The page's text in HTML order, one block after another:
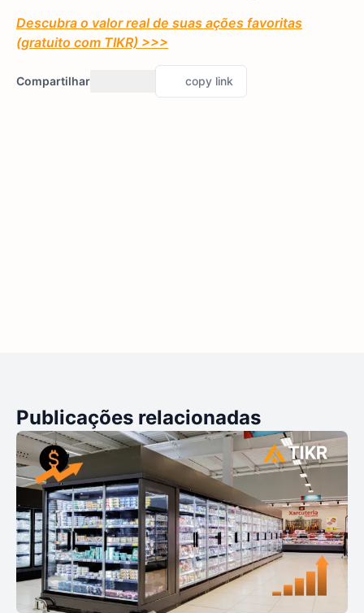
Descubra o valor real de suas ações favoritas
(gratuito com TIKR) >>>
Compartilhar copy link
Publicações relacionadas